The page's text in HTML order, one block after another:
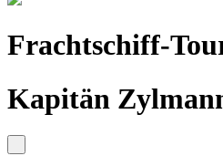
Frachtschiff-
Kapitän